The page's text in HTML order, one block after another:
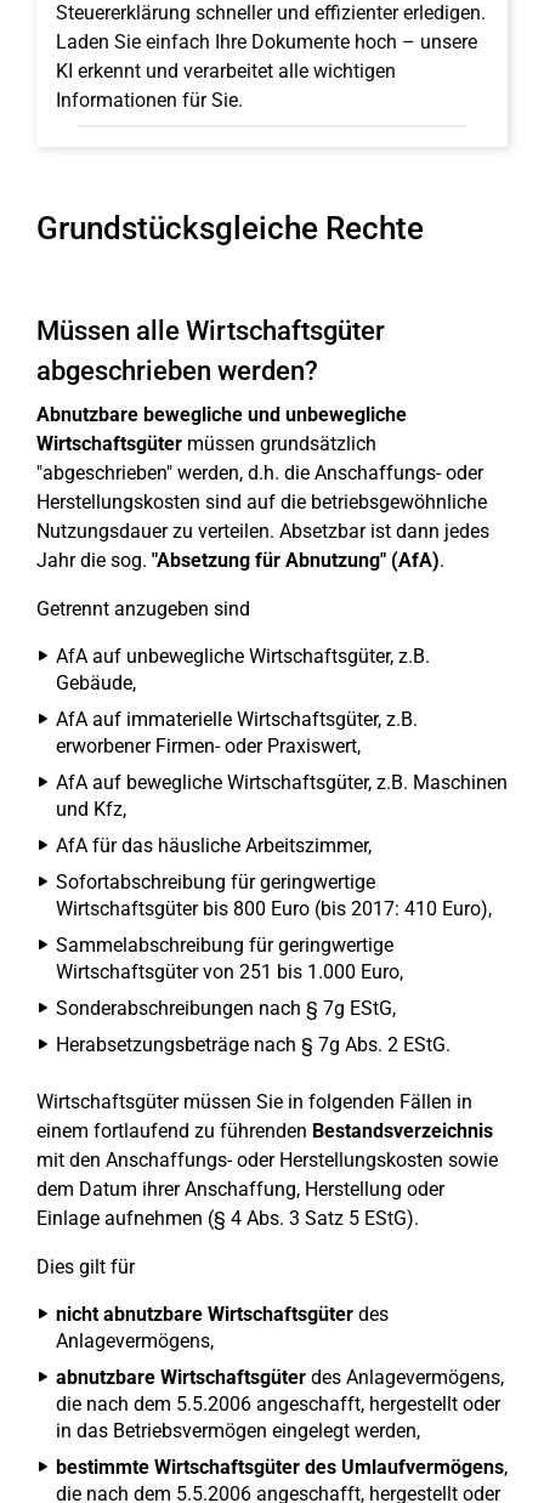
Steuererklärung schneller und effizienter erledigen.
Laden Sie einfach Ihre Dokumente hoch – unsere
KI erkennt und verarbeitet alle wichtigen
Informationen für Sie.
Grundstücksgleiche Rechte
Müssen alle Wirtschaftsgüter
abgeschrieben werden?
Abnutzbare bewegliche und unbewegliche
Wirtschaftsgüter müssen grundsätzlich
"abgeschrieben" werden, d.h. die Anschaffungs- oder
Herstellungskosten sind auf die betriebsgewöhnliche
Nutzungsdauer zu verteilen. Absetzbar ist dann jedes
Jahr die sog. "Absetzung für Abnutzung" (AfA).
Getrennt anzugeben sind
AfA auf unbewegliche Wirtschaftsgüter, z.B.
Gebäude,
AfA auf immaterielle Wirtschaftsgüter, z.B.
erworbener Firmen- oder Praxiswert,
AfA auf bewegliche Wirtschaftsgüter, z.B. Maschinen
und Kfz,
AfA für das häusliche Arbeitszimmer,
Sofortabschreibung für geringwertige
Wirtschaftsgüter bis 800 Euro (bis 2017: 410 Euro),
Sammelabschreibung für geringwertige
Wirtschaftsgüter von 251 bis 1.000 Euro,
Sonderabschreibungen nach § 7g EStG,
Herabsetzungsbeträge nach § 7g Abs. 2 EStG.
Wirtschaftsgüter müssen Sie in folgenden Fällen in
einem fortlaufend zu führenden Bestandsverzeichnis
mit den Anschaffungs- oder Herstellungskosten sowie
dem Datum ihrer Anschaffung, Herstellung oder
Einlage aufnehmen (§ 4 Abs. 3 Satz 5 EStG).
Dies gilt für
nicht abnutzbare Wirtschaftsgüter des
Anlagevermögens,
abnutzbare Wirtschaftsgüter des Anlagevermögens,
die nach dem 5.5.2006 angeschafft, hergestellt oder
in das Betriebsvermögen eingelegt werden,
bestimmte Wirtschaftsgüter des Umlaufvermögens,
die nach dem 5.5.2006 angeschafft, hergestellt oder